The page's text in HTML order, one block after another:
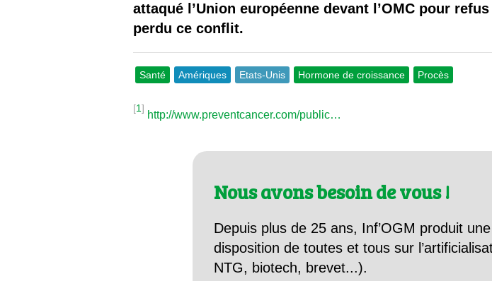
attaqué l’Union européenne devant l’OMC pour
perdu ce conflit.
Santé Amériques Etats-Unis Hormone de croissance Procès
[1]
http://www.preventcancer.com/public…
Nous avons besoin de vous !
Depuis plus de 25 ans, Inf’OGM produit
disposition de toutes et tous sur
NTG, biotech, brevet...).